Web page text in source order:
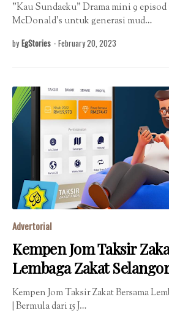
"Kau Sundaeku" Drama mini 9
McDonald’s untuk generasi mud…
by EgStories - February 20, 2023
Advertorial
Kempen Jom Taksir
Lembaga Zakat
Kempen Jom Taksir Zakat Bersama
| Bermula dari 15 J…